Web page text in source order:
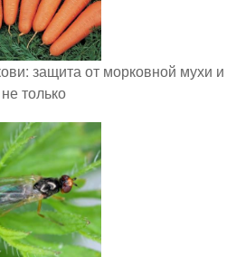
защита от морковной мухи и
не только